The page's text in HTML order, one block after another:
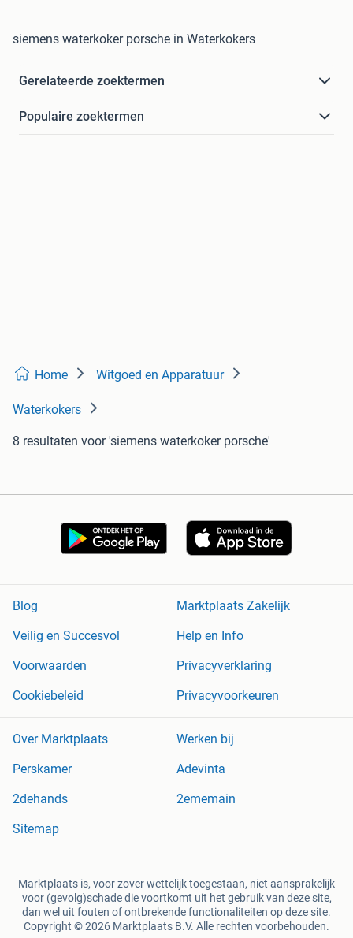
siemens waterkoker porsche in Waterkokers
Gerelateerde zoektermen
Populaire zoektermen
Home Witgoed en Apparatuur
Waterkokers
8 resultaten voor 'siemens waterkoker porsche'
Blog
Marktplaats Zakelijk
Veilig en Succesvol
Help en Info
Voorwaarden
Privacyverklaring
Cookiebeleid
Privacyvoorkeuren
Over Marktplaats
Werken bij
Perskamer
Adevinta
2dehands
2ememain
Sitemap
Marktplaats is, voor zover wettelijk toegestaan, niet aansprakelijk
voor (gevolg)schade die voortkomt uit het gebruik van deze site,
dan wel uit fouten of ontbrekende functionaliteiten op deze site.
Copyright © 2026 Marktplaats B.V. Alle rechten voorbehouden.